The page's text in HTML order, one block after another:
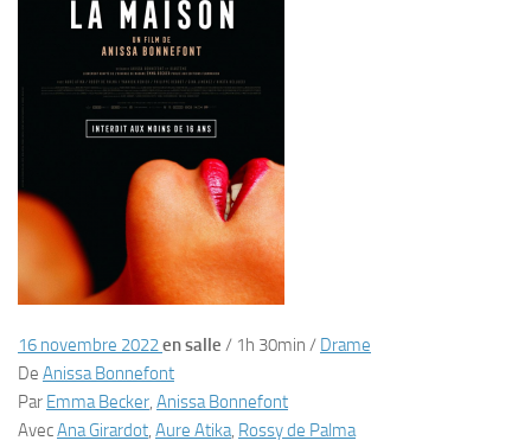
16 novembre 2022en salle / 1h 30min / Drame
De Anissa Bonnefont
Par Emma Becker, Anissa Bonnefont
AvecAna Girardot, Aure Atika, Rossy de Palma